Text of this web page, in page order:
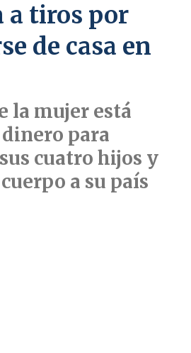
a tiros por
de casa en
la mujer está
para
cuatro hijos y
a su país